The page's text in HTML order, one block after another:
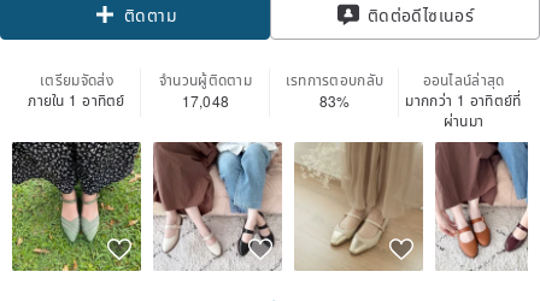
ติดตาม ติดต่อดีไซเนอร์
เตรียมจัดส่ง
ภายใน 1 อาทิตย์
จำนวนผู้ติดตาม
17,048
เรทการตอบกลับ
83%
ออนไลน์ล่าสุด
มากกว่า 1 อาทิตย์ที่
ผ่านมา